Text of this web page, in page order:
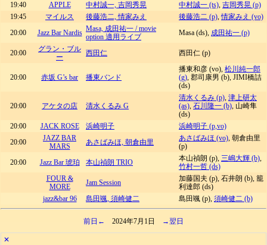
19:40
APPLE 中村誠一, 吉岡秀晃 中村誠一 (ts), 吉岡秀晃 (p)
19:45
マイルス 後藤浩二, 情家みえ 後藤浩二 (p),情家みえ (vo)
20:00
Jazz Bar Nardis Masa, 成田祐一 / movie
option 適用ライブ
Masa (ds), 成田祐一 (p)
20:00
グラン・ブル
ー
西田仁 西田仁 (p)
20:00 赤坂 G’s bar 播東バンド
播東和彦 (vo), 松川純一郎
(g), 郡司康男 (b), JIMI橋詰
(ds)
20:00 アケタの店 清水くるみ G
清水くるみ (p), 津上研太
(as), 石川隆一 (b), 山崎隼
(ds)
20:00
JACK ROSE 浜崎明子
浜崎明子 (p,vo)
20:00
JAZZ BAR
MARS
あさばみほ, 朝倉由里 あさばみほ (vo), 朝倉由里
(p)
20:00
Jazz Bar 琥珀 本山禎朗 TRIO 本山禎朗 (p), 三嶋大輝 (b),
竹村一哲 (ds)
FOUR &
MORE
Jam Session
加藤国夫 (p), 石井朗 (b), 籠
利達郎 (ds)
jazz&bar 96
島田颯, 須崎健二 島田颯 (p), 須崎健二 (b)
前日← 2024年7月1日 →翌日
✕